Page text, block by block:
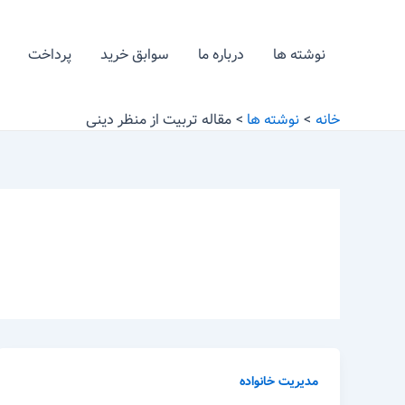
نوشته ها درباره ما سوابق خرید پرداخت
خانه نوشته ها مقاله تربیت از منظر دینی
مدیریت خانواده